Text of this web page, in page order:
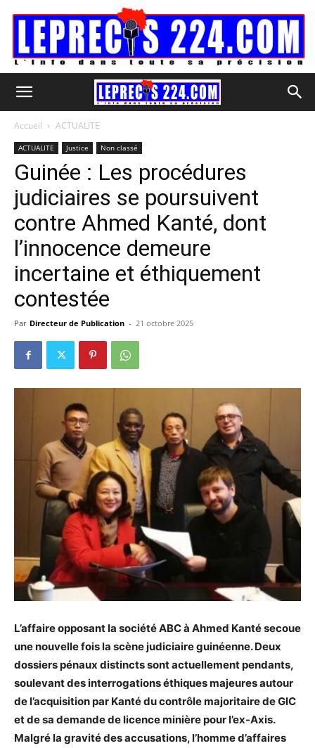
Accueil ACTUALITE
ACTUALITE Justice Non classé
Guinée : Les procédures
judiciaires se poursuivent
contre Ahmed Kanté, dont
l’innocence demeure
incertaine et éthiquement
contestée
Par Directeur de Publication - 21 octobre 2025
L’affaire opposant la société ABC à Ahmed Kanté secoue
une nouvelle fois la scène judiciaire guinéenne. Deux
dossiers pénaux distincts sont actuellement pendants,
soulevant des interrogations éthiques majeures autour
de l’acquisition par Kanté du contrôle majoritaire de GIC
et de sa demande de licence minière pour l’ex-Axis.
Malgré la gravité des accusations, l’homme d’affaires